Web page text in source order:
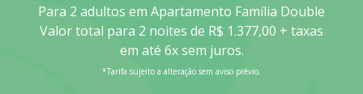
Para 2 adultos em Apartamento Família Double
Valor total para 2 noites de R$ 1.377,00 + taxas
em até 6x sem juros.
*Tarifa sujeito a alteração sem aviso prévio.